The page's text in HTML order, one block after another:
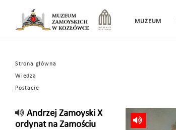
MUZEUM
Strona główna
Wiedza
Postacie
Andrzej Zamoyski X
ordynat na Zamościu